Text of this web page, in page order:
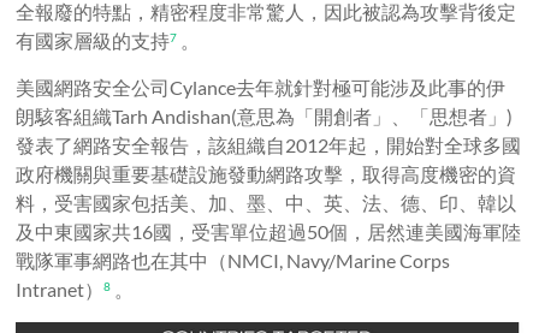
全報廢的特點，精密程度非常驚人，因此被認為攻擊背後定
有國家層級的支持7 。
美國網路安全公司Cylance去年就針對極可能涉及此事的伊
朗駭客組織Tarh Andishan(意思為「開創者」、「思想者」)
發表了網路安全報告，該組織自2012年起，開始對全球多國
政府機關與重要基礎設施發動網路攻擊，取得高度機密的資
料，受害國家包括美、加、墨、中、英、法、德、印、韓以
及中東國家共16國，受害單位超過50個，居然連美國海軍陸
戰隊軍事網路也在其中（NMCI, Navy/Marine Corps
Intranet）8 。